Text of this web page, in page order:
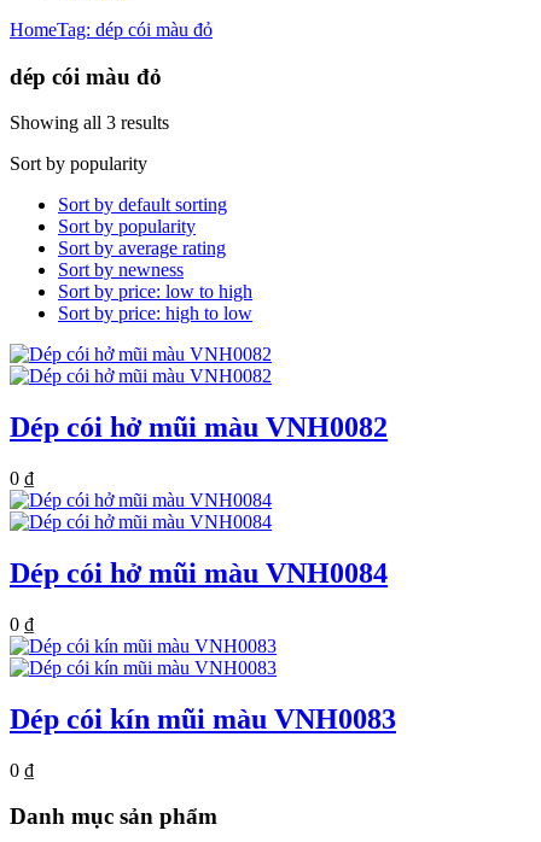
HomeTag: dép cói màu đỏ
dép cói màu đỏ
Showing all 3 results
Sort by popularity
Sort by default sorting
Sort by popularity
Sort by average rating
Sort by newness
Sort by price: low to high
Sort by price: high to low
Dép cói hở mũi màu VNH0082
0 ₫
Dép cói hở mũi màu VNH0084
0 ₫
Dép cói kín mũi màu VNH0083
0 ₫
Danh mục sản phẩm